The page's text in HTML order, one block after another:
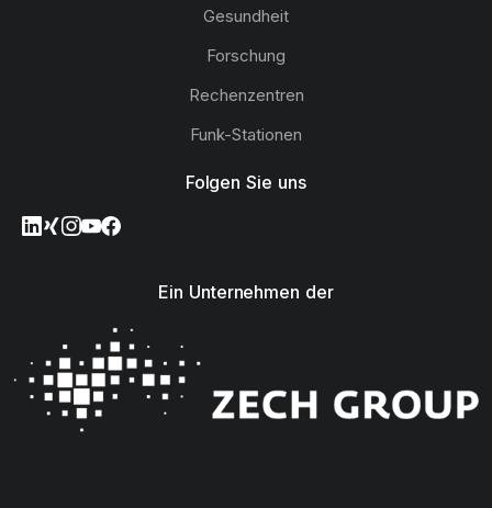
Gesundheit
Forschung
Rechenzentren
Funk-Stationen
Folgen Sie uns
Ein Unternehmen der